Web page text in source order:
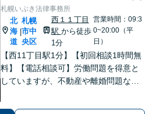
視点からも問題を多角
的に精査します【初回
面談無料】【法テラス
利用可】
札幌いぶき法律事務所
北
海
道
|
札幌
市中
央区
西１１丁目
駅 から徒歩
1分
営業時間：09:3
0~20:00（平
日）
【西11丁目駅1分】【初回相談1時間無
料】【電話相談可】労働問題を得意と
していますが、不動産や離婚問題など